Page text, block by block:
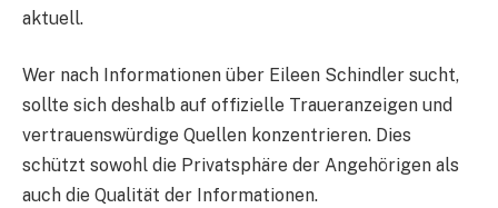
aktuell.
Wer nach Informationen über Eileen Schindler sucht,
sollte sich deshalb auf offizielle Traueranzeigen und
vertrauenswürdige Quellen konzentrieren. Dies
schützt sowohl die Privatsphäre der Angehörigen als
auch die Qualität der Informationen.